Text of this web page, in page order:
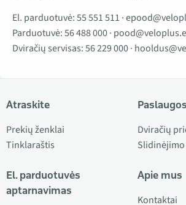
El. parduotuvė:55 551 511 ·
Parduotuvė:56 488 000·
Dviračių servisas:56 229 000·
Atraskite
Prekių ženklai
Tinklaraštis
El. parduotuvės
aptarnavimas
Paslaugos
Dviračių
Apie mus
Kontaktai